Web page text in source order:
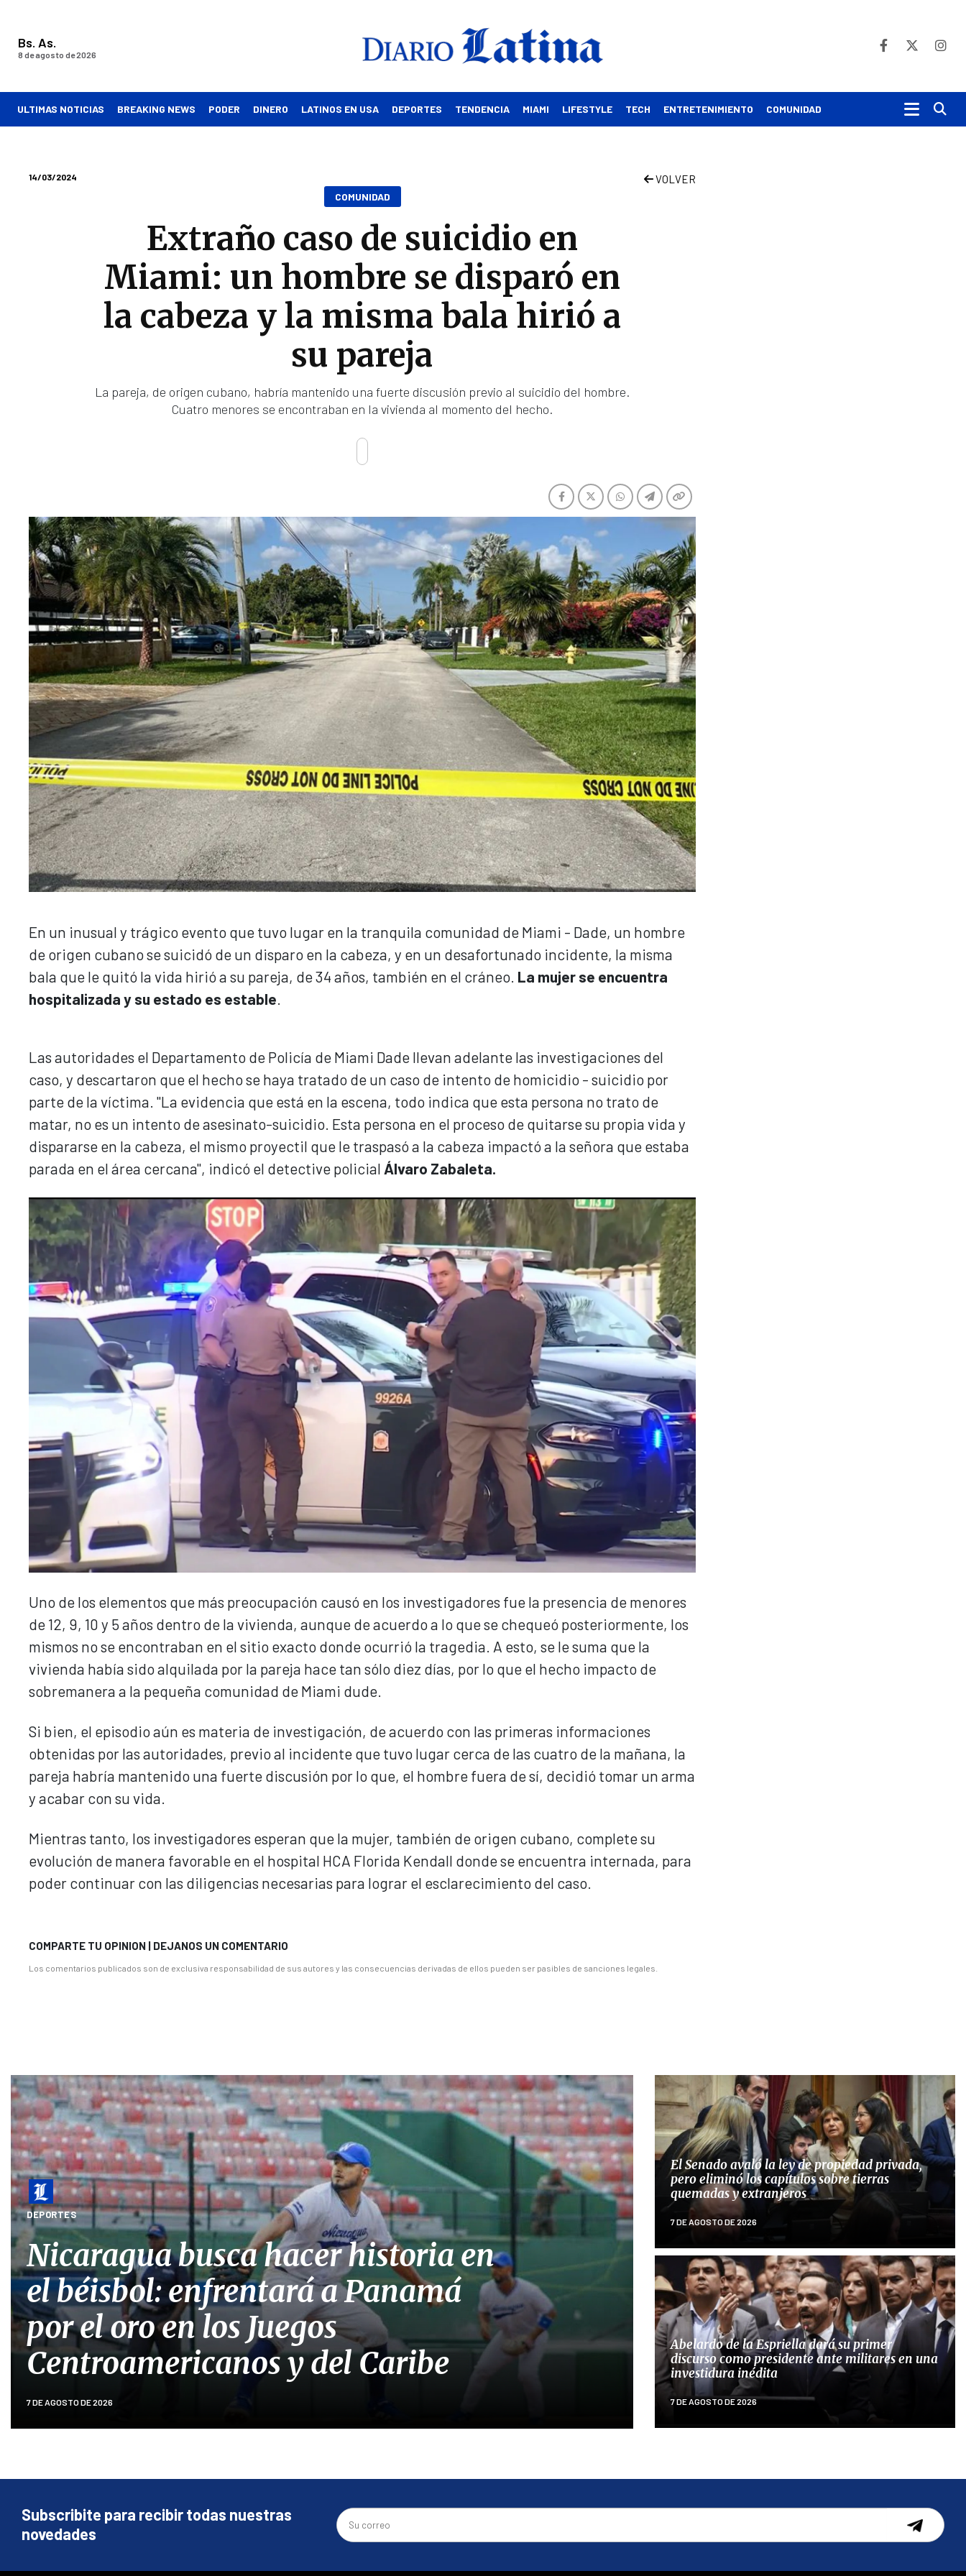
Bs. As.
8 de agosto de 2026
ULTIMAS NOTICIAS BREAKING NEWS PODER DINERO LATINOS EN USA DEPORTES TENDENCIA MIAMI LIFESTYLE TECH ENTRETENIMIENTO COMUNIDAD
14/03/2024 VOLVER
COMUNIDAD
Extraño caso de suicidio en
Miami: un hombre se disparó en
la cabeza y la misma bala hirió a
su pareja
La pareja, de origen cubano, habría mantenido una fuerte discusión previo al suicidio del hombre.
Cuatro menores se encontraban en la vivienda al momento del hecho.
En un inusual y trágico evento que tuvo lugar en la tranquila comunidad de Miami - Dade, un hombre
de origen cubano se suicidó de un disparo en la cabeza, y en un desafortunado incidente, la misma
bala que le quitó la vida hirió a su pareja, de 34 años, también en el cráneo. La mujer se encuentra
hospitalizada y su estado es estable.
Las autoridades el Departamento de Policía de Miami Dade llevan adelante las investigaciones del
caso, y descartaron que el hecho se haya tratado de un caso de intento de homicidio - suicidio por
parte de la víctima. "La evidencia que está en la escena, todo indica que esta persona no trato de
matar, no es un intento de asesinato-suicidio. Esta persona en el proceso de quitarse su propia vida y
dispararse en la cabeza, el mismo proyectil que le traspasó a la cabeza impactó a la señora que estaba
parada en el área cercana", indicó el detective policial Álvaro Zabaleta.
Uno de los elementos que más preocupación causó en los investigadores fue la presencia de menores
de 12, 9, 10 y 5 años dentro de la vivienda, aunque de acuerdo a lo que se chequeó posteriormente, los
mismos no se encontraban en el sitio exacto donde ocurrió la tragedia. A esto, se le suma que la
vivienda había sido alquilada por la pareja hace tan sólo diez días, por lo que el hecho impacto de
sobremanera a la pequeña comunidad de Miami dude.
Si bien, el episodio aún es materia de investigación, de acuerdo con las primeras informaciones
obtenidas por las autoridades, previo al incidente que tuvo lugar cerca de las cuatro de la mañana, la
pareja habría mantenido una fuerte discusión por lo que, el hombre fuera de sí, decidió tomar un arma
y acabar con su vida.
Mientras tanto, los investigadores esperan que la mujer, también de origen cubano, complete su
evolución de manera favorable en el hospital HCA Florida Kendall donde se encuentra internada, para
poder continuar con las diligencias necesarias para lograr el esclarecimiento del caso.
COMPARTE TU OPINION | DEJANOS UN COMENTARIO
Los comentarios publicados son de exclusiva responsabilidad de sus autores y las consecuencias derivadas de ellos pueden ser pasibles de sanciones legales.
DEPORTES
Nicaragua busca hacer historia en
el béisbol: enfrentará a Panamá
por el oro en los Juegos
Centroamericanos y del Caribe
7 DE AGOSTO DE 2026
El Senado avaló la ley de propiedad privada,
pero eliminó los capítulos sobre tierras
quemadas y extranjeros
7 DE AGOSTO DE 2026
Abelardo de la Espriella dará su primer
discurso como presidente ante militares en una
investidura inédita
7 DE AGOSTO DE 2026
Subscribite para recibir todas nuestras
novedades